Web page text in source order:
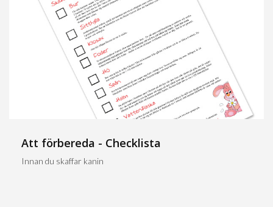
Att förbereda - Checklista
Innan du skaffar kanin